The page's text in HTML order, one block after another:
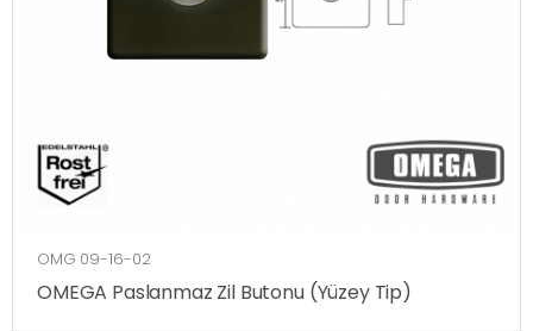
OMG 09-16-02
OMEGA Paslanmaz Zil Butonu (Yüzey Tip)